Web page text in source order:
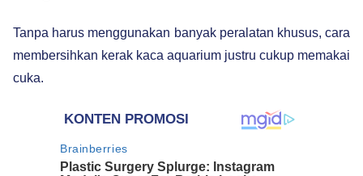
Tanpa harus menggunakan banyak peralatan khusus, cara
membersihkan kerak kaca aquarium justru cukup memakai
cuka.